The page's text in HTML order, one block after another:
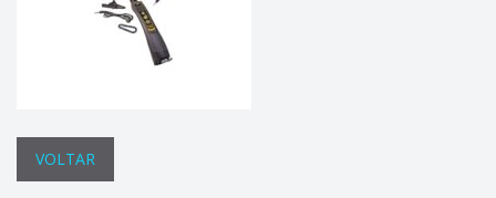
VOLTAR